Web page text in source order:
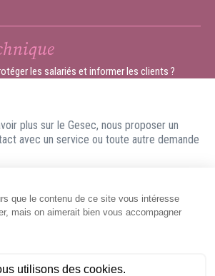
les salariés et informer les clients ?
plus sur le Gesec, nous proposer un
avec un service ou toute autre demande
délais.